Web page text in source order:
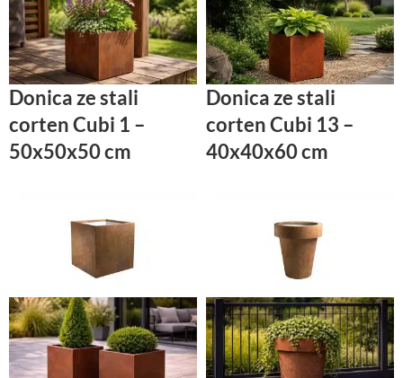
Donica ze stali
corten Cubi 1 –
50x50x50 cm
Donica ze stali
corten Cubi 13 –
40x40x60 cm